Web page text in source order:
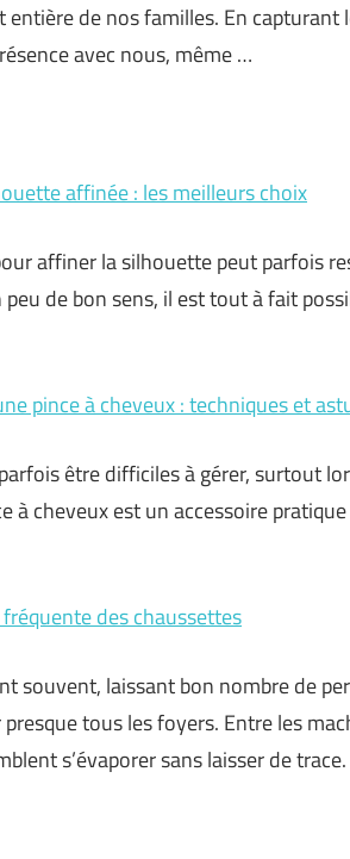
de nos familles. En
avec nous, même …
affinée : les meilleurs choix
affiner la silhouette peut parfois
de bon sens, il est tout à fait
pince à cheveux : techniques et
être difficiles à gérer, surtout
à cheveux est un accessoire
des chaussettes
souvent, laissant bon nombre de
tous les foyers. Entre les
s’évaporer sans laisser de